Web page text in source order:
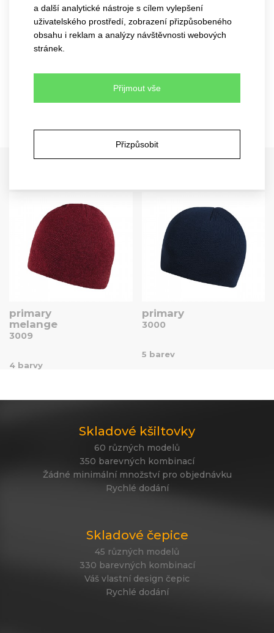
a další analytické nástroje s cílem vylepšení
uživatelského prostředí, zobrazení přizpůsobeného
obsahu i reklam a analýzy návštěvnosti webových
stránek.
Přijmout vše
Přizpůsobit
primary
melange
3009
4 barvy
primary
3000
5 barev
Skladové kšiltovky
60 různých modelů
350 barevných kombinací
Žádné minimální množství pro objednávku
Rychlé dodání
Skladové čepice
45 různých modelů
330 barevných kombinací
Váš vlastní design čepic
Rychlé dodání